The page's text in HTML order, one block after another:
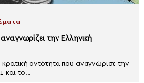
την Ελληνική
οντότητα που αναγνώρισε την
και το...